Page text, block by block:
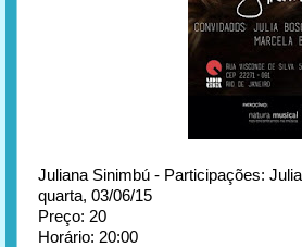
Juliana Sinimbú - Participações:
quarta, 03/06/15
Preço: 20
Horário: 20:00